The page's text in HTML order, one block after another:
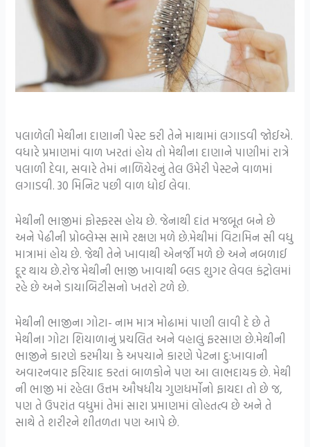
પલાળેલી મેથીના દાણાની પેસ્ટ કરી તેને માથામાં લગાડવી જોઈએ.
વધારે પ્રમાણમાં વાળ ખરતાં હોય તો મેથીના દાણાને પાણીમાં રાત્રે
પલાળી દેવા, સવારે તેમાં નાળિયેરનું તેલ ઉમેરી પેસ્ટને વાળમાં
લગાડવી. 30 મિનિટ પછી વાળ ધોઈ લેવા.
મેથીની ભાજીમાં ફોસ્ફરસ હોય છે. જેનાથી દાંત મજબૂત બને છે
અને પેઢીની પ્રોબ્લેમ્સ સામે રક્ષણ મળે છે.મેથીમાં વિટામિન સી વધુ
માત્રામાં હોય છે. જેથી તેને ખાવાથી એનર્જી મળે છે અને નબળાઈ
દૂર થાય છે.રોજ મેથીની ભાજી ખાવાથી બ્લડ શુગર લેવલ કંટ્રોલમાં
રહે છે અને ડાયાબિટીસનો ખતરો ટળે છે.
મેથીની ભાજીના ગોટા- નામ માત્ર મોઢામાં પાણી લાવી દે છે તે
મેથીના ગોટા શિયાળાનું પ્રચલિત અને વહાલું ફરસાણ છે.મેથીની
ભાજીને કારણે કરમીયા કે અપચાને કારણે પેટના દુ:ખાવાની
અવારનવાર ફરિયાદ કરતાં બાળકોને પણ આ લાભદાયક છે. મેથી
ની ભાજી માં રહેલા ઉત્તમ ઔષધીય ગુણધર્મોનો ફાયદા તો છે જ,
પણ તે ઉપરાંત વધુમાં તેમાં સારા પ્રમાણમાં લોહતત્વ છે અને તે
સાથે તે શરીરને શીતળતા પણ આપે છે.